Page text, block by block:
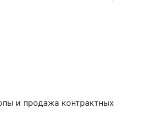
и продажа контрактных